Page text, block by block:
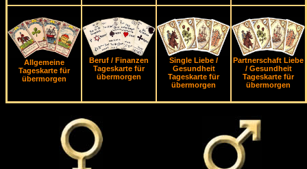
Allgemeine
Tageskarte für
übermorgen
Beruf / Finanzen
Tageskarte für
übermorgen
Single Liebe /
Gesundheit
Tageskarte für
übermorgen
Partnerschaft Liebe
/ Gesundheit
Tageskarte für
übermorgen